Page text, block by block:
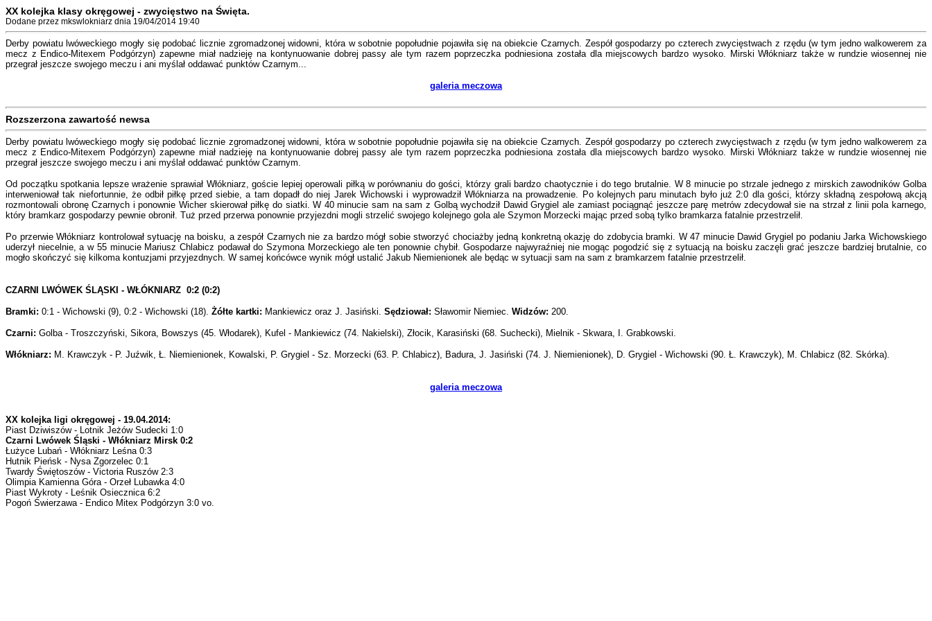
XX kolejka klasy okręgowej - zwycięstwo na Święta.
Dodane przez mkswlokniarz dnia 19/04/2014 19:40
Derby powiatu lwóweckiego mogły się podobać licznie zgromadzonej widowni, która w sobotnie popołudnie pojawiła się na obiekcie Czarnych. Zespół gospodarzy po czterech zwycięstwach z rzędu (w tym jedno walkowerem za
mecz z Endico-Mitexem Podgórzyn) zapewne miał nadzieję na kontynuowanie dobrej passy ale tym razem poprzeczka podniesiona została dla miejscowych bardzo wysoko. Mirski Włókniarz także w rundzie wiosennej nie
przegrał jeszcze swojego meczu i ani myślał oddawać punktów Czarnym...
galeria meczowa
Rozszerzona zawartość newsa
Derby powiatu lwóweckiego mogły się podobać licznie zgromadzonej widowni, która w sobotnie popołudnie pojawiła się na obiekcie Czarnych. Zespół gospodarzy po czterech zwycięstwach z rzędu (w tym jedno walkowerem za
mecz z Endico-Mitexem Podgórzyn) zapewne miał nadzieję na kontynuowanie dobrej passy ale tym razem poprzeczka podniesiona została dla miejscowych bardzo wysoko. Mirski Włókniarz także w rundzie wiosennej nie
przegrał jeszcze swojego meczu i ani myślał oddawać punktów Czarnym.
Od początku spotkania lepsze wrażenie sprawiał Włókniarz, goście lepiej operowali piłką w porównaniu do gości, którzy grali bardzo chaotycznie i do tego brutalnie. W 8 minucie po strzale jednego z mirskich zawodników Golba
interweniował tak niefortunnie, że odbił piłkę przed siebie, a tam dopadł do niej Jarek Wichowski i wyprowadził Włókniarza na prowadzenie. Po kolejnych paru minutach było już 2:0 dla gości, którzy składną zespołową akcją
rozmontowali obronę Czarnych i ponownie Wicher skierował piłkę do siatki. W 40 minucie sam na sam z Golbą wychodził Dawid Grygiel ale zamiast pociągnąć jeszcze parę metrów zdecydował sie na strzał z linii pola karnego,
który bramkarz gospodarzy pewnie obronił. Tuż przed przerwa ponownie przyjezdni mogli strzelić swojego kolejnego gola ale Szymon Morzecki mając przed sobą tylko bramkarza fatalnie przestrzelił.
Po przerwie Włókniarz kontrolował sytuację na boisku, a zespół Czarnych nie za bardzo mógł sobie stworzyć chociażby jedną konkretną okazję do zdobycia bramki. W 47 minucie Dawid Grygiel po podaniu Jarka Wichowskiego
uderzył niecelnie, a w 55 minucie Mariusz Chlabicz podawał do Szymona Morzeckiego ale ten ponownie chybił. Gospodarze najwyraźniej nie mogąc pogodzić się z sytuacją na boisku zaczęli grać jeszcze bardziej brutalnie, co
mogło skończyć się kilkoma kontuzjami przyjezdnych. W samej końcówce wynik mógł ustalić Jakub Niemienionek ale będąc w sytuacji sam na sam z bramkarzem fatalnie przestrzelił.
CZARNI LWÓWEK ŚLĄSKI - WŁÓKNIARZ 0:2 (0:2)
Bramki: 0:1 - Wichowski (9), 0:2 - Wichowski (18). Żółte kartki: Mankiewicz oraz J. Jasiński. Sędziował: Sławomir Niemiec. Widzów: 200.
Czarni: Golba - Troszczyński, Sikora, Bowszys (45. Włodarek), Kufel - Mankiewicz (74. Nakielski), Złocik, Karasiński (68. Suchecki), Mielnik - Skwara, I. Grabkowski.
Włókniarz: M. Krawczyk - P. Juźwik, Ł. Niemienionek, Kowalski, P. Grygiel - Sz. Morzecki (63. P. Chlabicz), Badura, J. Jasiński (74. J. Niemienionek), D. Grygiel - Wichowski (90. Ł. Krawczyk), M. Chlabicz (82. Skórka).
galeria meczowa
XX kolejka ligi okręgowej - 19.04.2014:
Piast Dziwiszów - Lotnik Jeżów Sudecki 1:0
Czarni Lwówek Śląski - Włókniarz Mirsk 0:2
Łużyce Lubań - Włókniarz Leśna 0:3
Hutnik Pieńsk - Nysa Zgorzelec 0:1
Twardy Świętoszów - Victoria Ruszów 2:3
Olimpia Kamienna Góra - Orzeł Lubawka 4:0
Piast Wykroty - Leśnik Osiecznica 6:2
Pogoń Świerzawa - Endico Mitex Podgórzyn 3:0 vo.